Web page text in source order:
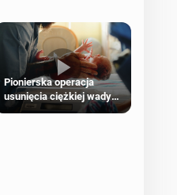
Pionierska operacja
usunięcia ciężkiej wady
wrodzonej płodu w łonie